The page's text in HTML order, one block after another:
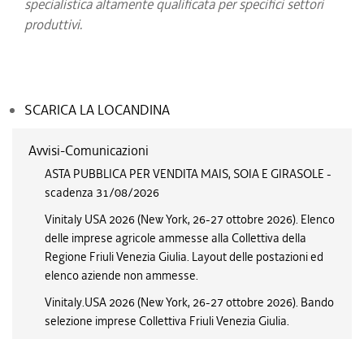
specialistica altamente qualificata per specifici settori
produttivi.
SCARICA LA LOCANDINA
Avvisi-Comunicazioni
ASTA PUBBLICA PER VENDITA MAIS, SOIA E GIRASOLE -
scadenza 31/08/2026
Vinitaly USA 2026 (New York, 26-27 ottobre 2026). Elenco
delle imprese agricole ammesse alla Collettiva della
Regione Friuli Venezia Giulia. Layout delle postazioni ed
elenco aziende non ammesse.
Vinitaly.USA 2026 (New York, 26-27 ottobre 2026). Bando
selezione imprese Collettiva Friuli Venezia Giulia.